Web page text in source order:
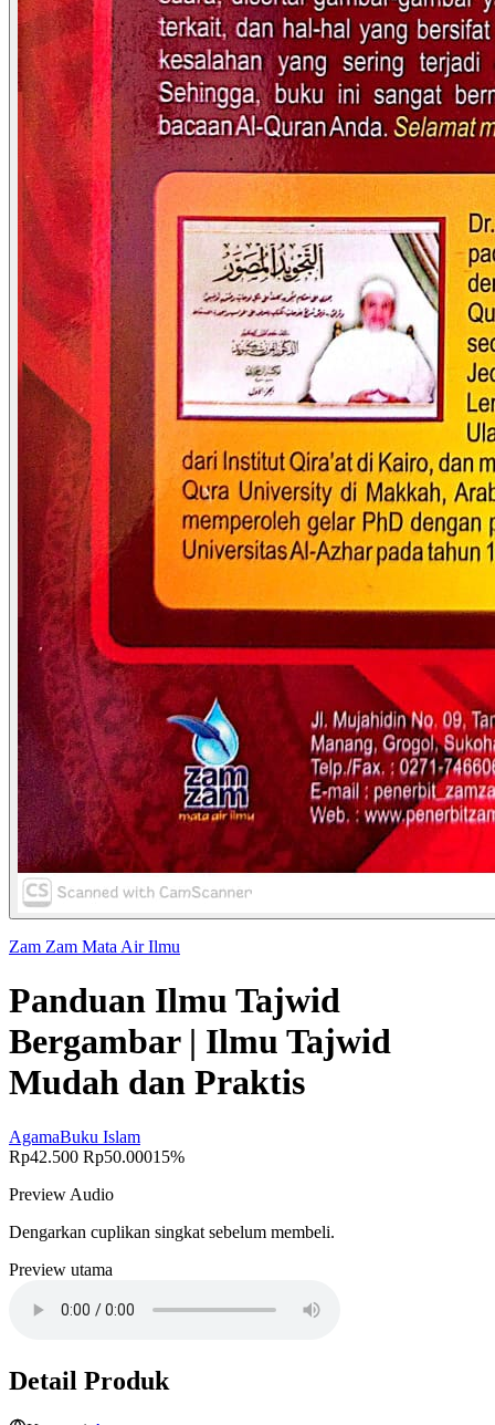
Zam Zam Mata Air Ilmu
Panduan Ilmu Tajwid
Bergambar | Ilmu Tajwid
Mudah dan Praktis
AgamaBuku Islam
Rp42.500 Rp50.00015%
Preview Audio
Dengarkan cuplikan singkat sebelum membeli.
Preview utama
Detail Produk